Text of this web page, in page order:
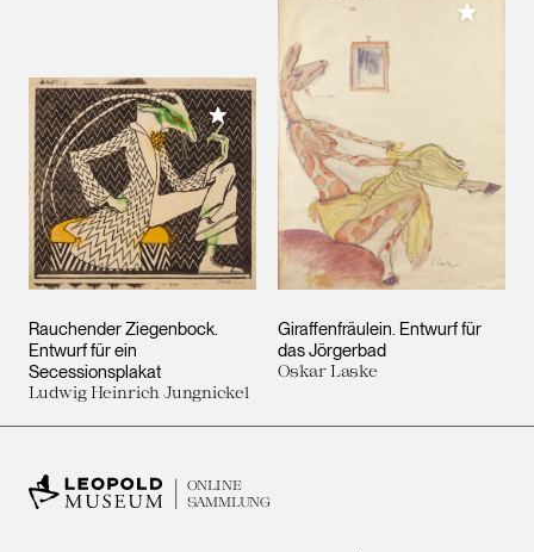
Rauchender Ziegenbock.
Entwurf für ein
Secessionsplakat
Ludwig Heinrich Jungnickel
Meiner Sammlung hinzufügen
Giraffenfräulein. Entwurf für
das Jörgerbad
Oskar Laske
Meiner
ONLINE
SAMMLUNG